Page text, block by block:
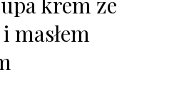
masłem